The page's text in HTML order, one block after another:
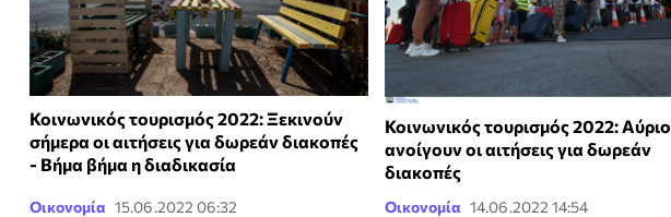
Κοινωνικός τουρισμός 2022: Ξεκινούν
σήμερα οι αιτήσεις για δωρεάν διακοπές
- Βήμα βήμα η διαδικασία
Οικονομία 15.06.2022 06:32
Κοινωνικός τουρισμός 2022: Αύριο
ανοίγουν οι αιτήσεις για δωρεάν
διακοπές
Οικονομία 14.06.2022 14:54